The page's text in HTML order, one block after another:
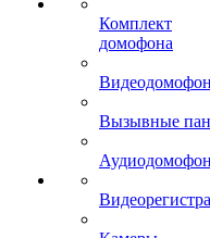
Комплект
домофона
Вызывные